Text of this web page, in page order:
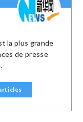
la plus grande
de presse